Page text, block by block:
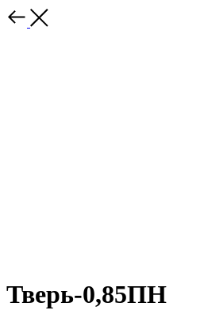
Тверь-0,85ПН